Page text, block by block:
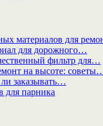
материалов для
для дорожного…
фильтр для…
на высоте:
заказывать…
для парника